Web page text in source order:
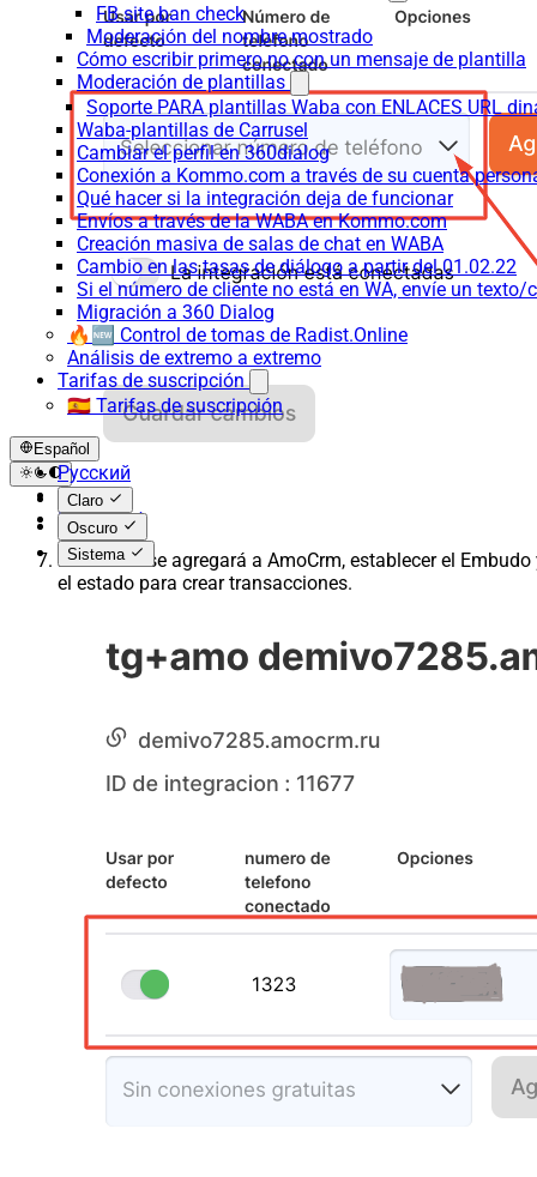
FB site ban check
Moderación del nombre mostrado
Cómo escribir primero no con un mensaje de plantilla
Moderación de plantillas
Soporte PARA plantillas Waba con ENLACES URL
Waba-plantillas de Carrusel
Cambiar el perfil en 360dialog
Conexión a Kommo.com a través de su cuenta
Qué hacer si la integración deja de funcionar
Envíos a través de la WABA en Kommo.com
Creación masiva de salas de chat en WABA
Cambio en las tasas de diálogo a partir del 01.02.22
Si el número de cliente no está en WA, envíe un
Migración a 360 Dialog
🔥🆕 Control de tomas de Radist.Online
Análisis de extremo a extremo
Tarifas de suscripción
🇪🇸 Tarifas de suscripción
Español
Русский
English
Español
Claro
Oscuro
Sistema
El número se agregará a AmoCrm, establecer el Embudo
el estado para crear transacciones.